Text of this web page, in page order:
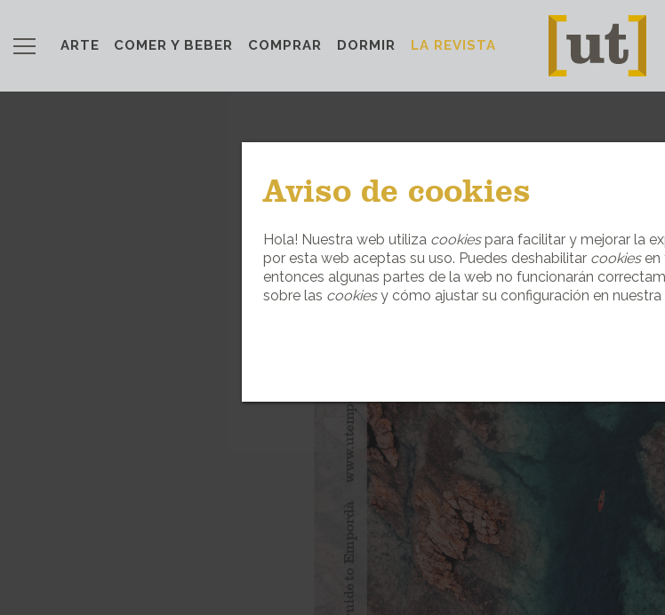
ARTE COMER Y BEBER COMPRAR DORMIR LA REVISTA
Aviso de cookies
Hola! Nuestra web utiliza cookiespara facilitar y mejorar la
por esta web aceptas su uso. Puedes deshabilitar cookiesen
entonces algunas partes de la web no funcionarán
sobre las cookiesy cómo ajustar su configuración en nuestra